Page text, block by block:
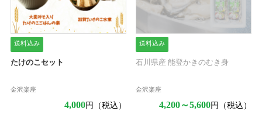
送料込み
たけのこセット
金沢楽座
4,000円（税込）
送料込み
石川県産 能登かきのむき身
金沢楽座
4,200～5,600円（税込）